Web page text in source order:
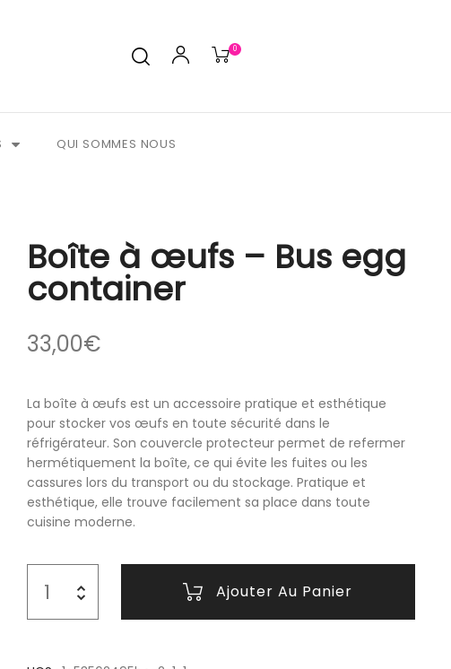
0
QUI SOMMES NOUS
Boîte à œufs – Bus egg
container
33,00€
La boîte à œufs est un accessoire pratique et esthétique
pour stocker vos œufs en toute sécurité dans le
réfrigérateur. Son couvercle protecteur permet de refermer
hermétiquement la boîte, ce qui évite les fuites ou les
cassures lors du transport ou du stockage. Pratique et
esthétique, elle trouve facilement sa place dans toute
cuisine moderne.
Ajouter Au Panier